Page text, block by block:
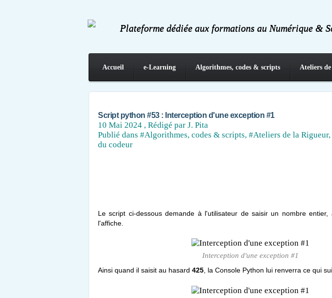
Plateforme dédiée aux formations au Numérique &
Accueil e-Learning Algorithmes, codes & scripts Ateliers
Script python #53 : Interception d'une exception #1
10 Mai 2024 , Rédigé par J. Pita
Publié dans #Algorithmes, codes & scripts, #Ateliers de la Rigueur,
du codeur
Le script ci-dessous demande à l'utilisateur de saisir un nombre entier,
l'affiche.
Interception d'une exception #1
Ainsi quand il saisit au hasard 425 , la Console Python lui renverra ce qui